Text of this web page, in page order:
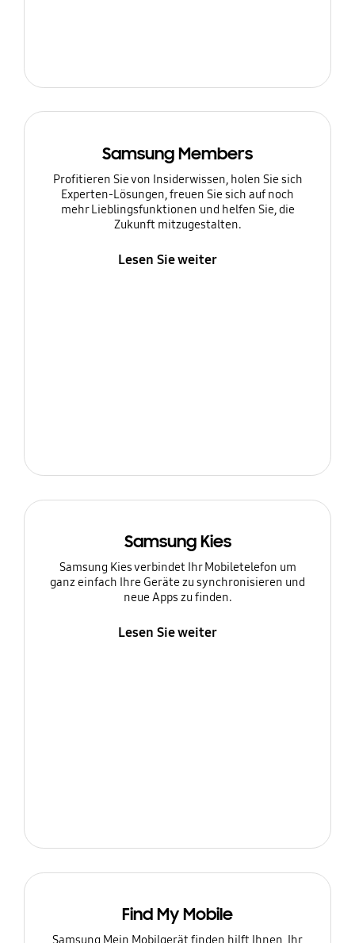
Samsung Members
Profitieren Sie von Insiderwissen, holen Sie sich
Experten-Lösungen, freuen Sie sich auf noch
mehr Lieblingsfunktionen und helfen Sie, die
Zukunft mitzugestalten.
Lesen Sie weiter
Samsung Kies
Samsung Kies verbindet Ihr Mobiletelefon um
ganz einfach Ihre Geräte zu synchronisieren und
neue Apps zu finden.
Lesen Sie weiter
Find My Mobile
Samsung Mein Mobilgerät finden hilft Ihnen, Ihr